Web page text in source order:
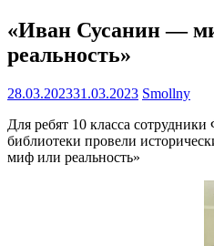
«Иван Сусанин —
реальность»
28.03.202331.03.2023 Smollny
Для ребят 10 класса сотрудники
библиотеки провели
миф или реальность»